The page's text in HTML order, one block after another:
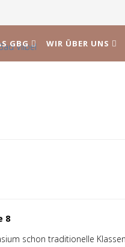
GBG WIR ÜBER UNS
8
schon traditionelle